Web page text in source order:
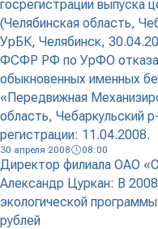
госрегистрации выпуска
(Челябинская область,
УрБК, Челябинск,
ФСФР РФ по УрФО
обыкновенных именных
«Передвижная
область, Чебаркульский
регистрации: 11.04.2008.
30 апреля 2008 08:00
Директор филиала ОАО
Александр Цуркан: В
экологической
рублей